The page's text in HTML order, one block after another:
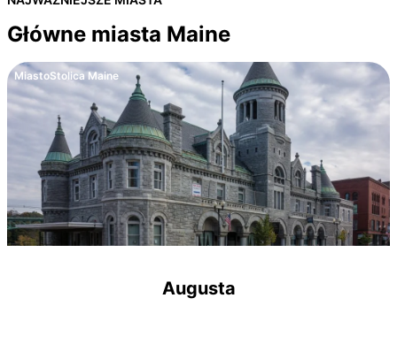
Główne miasta Maine
MiastoStolica Maine
Augusta